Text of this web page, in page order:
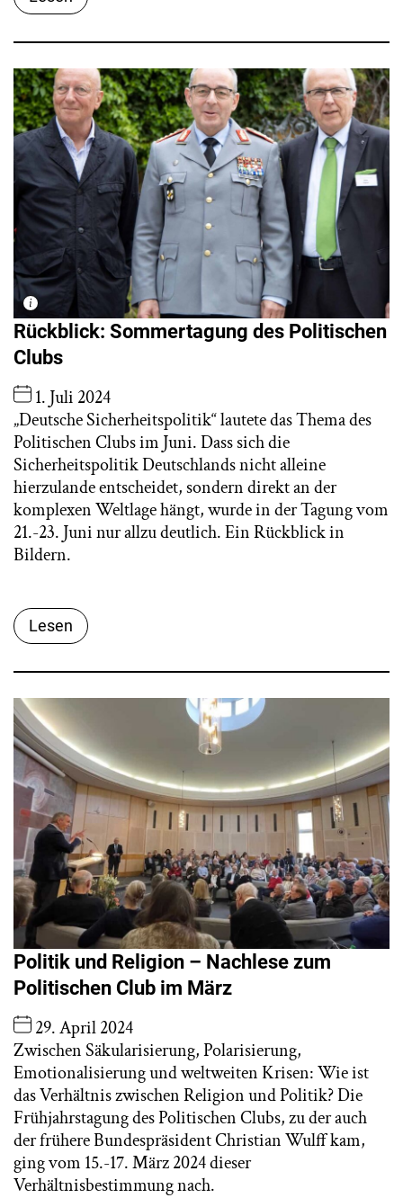
Rückblick: Sommertagung des Politischen
Clubs
1. Juli 2024
„Deutsche Sicherheitspolitik“ lautete das Thema des
Politischen Clubs im Juni. Dass sich die
Sicherheitspolitik Deutschlands nicht alleine
hierzulande entscheidet, sondern direkt an der
komplexen Weltlage hängt, wurde in der Tagung vom
21.-23. Juni nur allzu deutlich. Ein Rückblick in
Bildern.
Lesen
Politik und Religion – Nachlese zum
Politischen Club im März
29. April 2024
Zwischen Säkularisierung, Polarisierung,
Emotionalisierung und weltweiten Krisen: Wie ist
das Verhältnis zwischen Religion und Politik? Die
Frühjahrstagung des Politischen Clubs, zu der auch
der frühere Bundespräsident Christian Wulff kam,
ging vom 15.-17. März 2024 dieser
Verhältnisbestimmung nach.